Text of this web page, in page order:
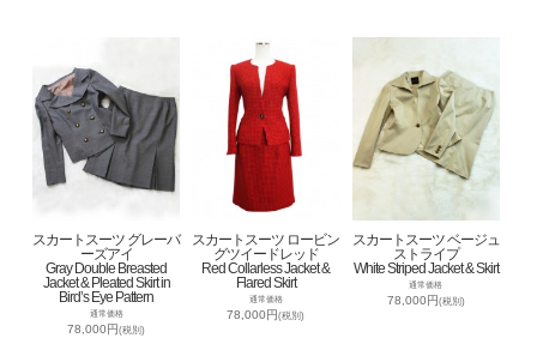
スカートスーツ グレーバ
ーズアイ
Gray Double Breasted
Jacket & Pleated Skirt in
Bird’s Eye Pattern
通常価格
78,000円(税別)
スカートスーツ ロービン
グツイードレッド
Red Collarless Jacket &
Flared Skirt
通常価格
78,000円(税別)
スカートスーツ ベージュ
ストライプ
White Striped Jacket & Skirt
通常価格
78,000円(税別)